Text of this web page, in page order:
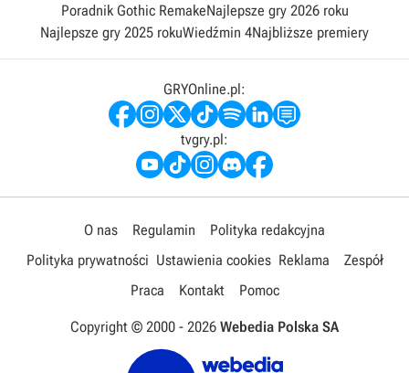
Poradnik Gothic RemakeNajlepsze gry 2026 roku
Najlepsze gry 2025 rokuWiedźmin 4Najbliższe premiery
GRYOnline.pl:
tvgry.pl:
O nas Regulamin
Polityka redakcyjna
Polityka prywatności Ustawienia cookies Reklama
Zespół
Praca
Kontakt Pomoc
Copyright © 2000 - 2026 Webedia Polska SA